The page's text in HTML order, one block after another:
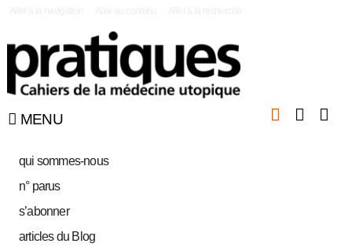
MENU
qui sommes-nous
n° parus
s’abonner
articles du Blog